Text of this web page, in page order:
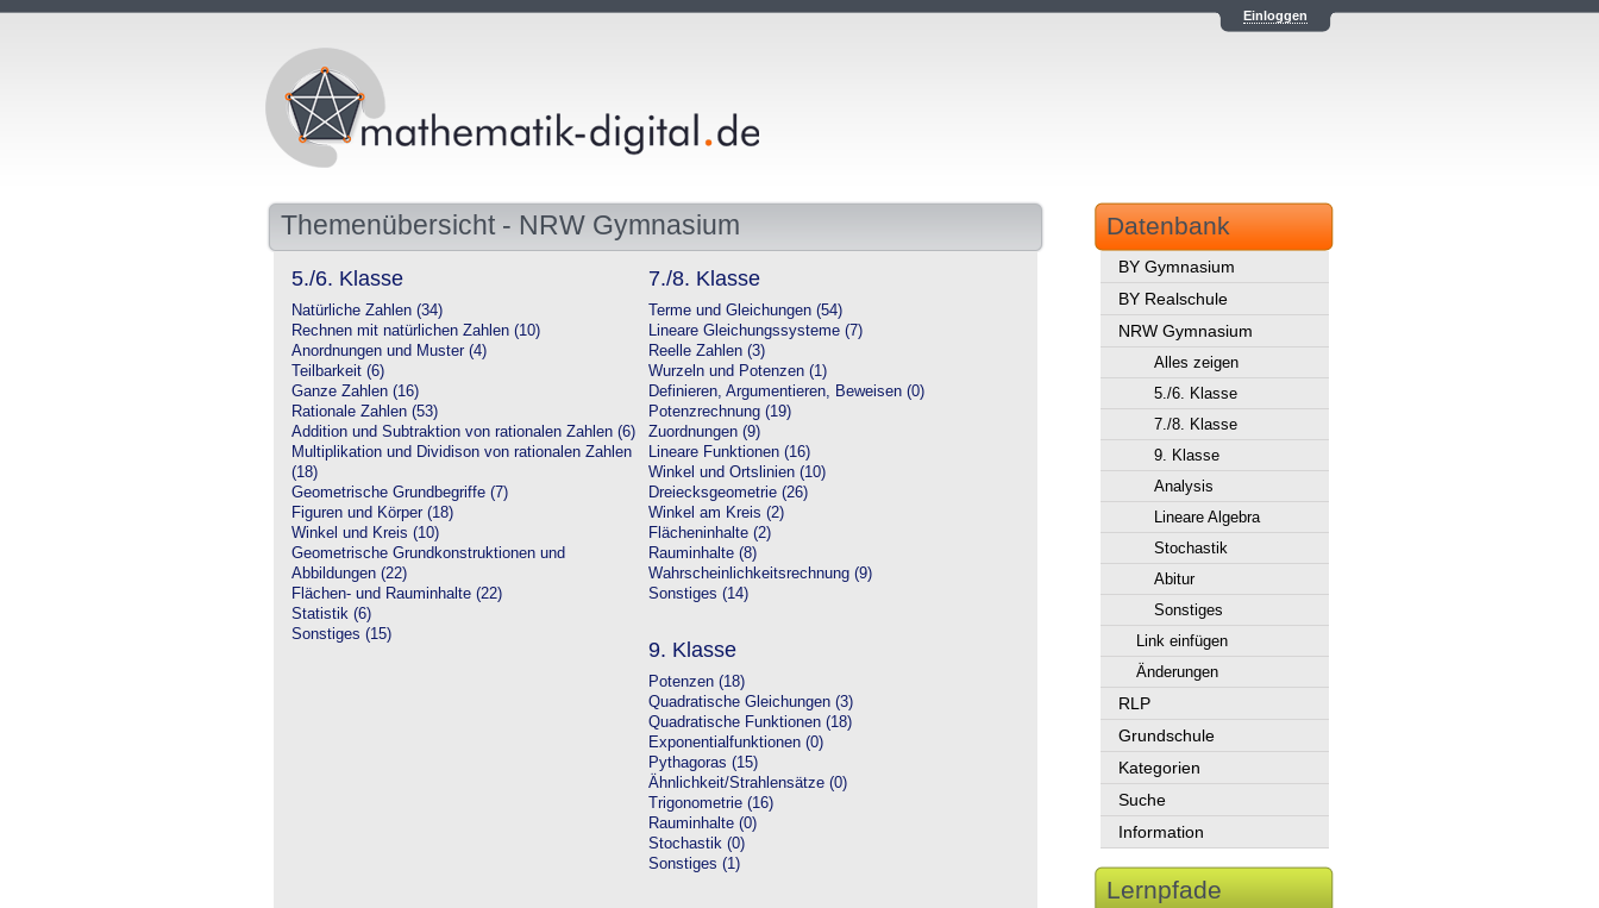
Einloggen
Themenübersicht - NRW Gymnasium
5./6. Klasse
Natürliche Zahlen (34)
Rechnen mit natürlichen Zahlen (10)
Anordnungen und Muster (4)
Teilbarkeit (6)
Ganze Zahlen (16)
Rationale Zahlen (53)
Addition und Subtraktion von rationalen Zahlen (6)
Multiplikation und Dividison von rationalen Zahlen
(18)
Geometrische Grundbegriffe (7)
Figuren und Körper (18)
Winkel und Kreis (10)
Geometrische Grundkonstruktionen und
Abbildungen (22)
Flächen- und Rauminhalte (22)
Statistik (6)
Sonstiges (15)
7./8. Klasse
Terme und Gleichungen (54)
Lineare Gleichungssysteme (7)
Reelle Zahlen (3)
Wurzeln und Potenzen (1)
Definieren, Argumentieren, Beweisen (0)
Potenzrechnung (19)
Zuordnungen (9)
Lineare Funktionen (16)
Winkel und Ortslinien (10)
Dreiecksgeometrie (26)
Winkel am Kreis (2)
Flächeninhalte (2)
Rauminhalte (8)
Wahrscheinlichkeitsrechnung (9)
Sonstiges (14)
9. Klasse
Potenzen (18)
Quadratische Gleichungen (3)
Quadratische Funktionen (18)
Exponentialfunktionen (0)
Pythagoras (15)
Ähnlichkeit/Strahlensätze (0)
Trigonometrie (16)
Rauminhalte (0)
Stochastik (0)
Sonstiges (1)
Datenbank
BY Gymnasium
BY Realschule
NRW Gymnasium
Alles zeigen
5./6. Klasse
7./8. Klasse
9. Klasse
Analysis
Lineare Algebra
Stochastik
Abitur
Sonstiges
Link einfügen
Änderungen
RLP
Grundschule
Kategorien
Suche
Information
Lernpfade